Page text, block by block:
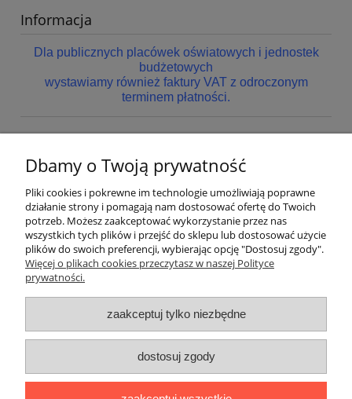
Informacja
Dla publicznych placówek oświatowych i jednostek
budżetowych
wystawiamy również faktury VAT z odroczonym
terminem płatności.
Nie znaleziono produktów spełniających podane kryteria.
Pomoc
Dostawa
Gwarancja i zwroty
O firmie
Dbamy o Twoją prywatność
Pliki cookies i pokrewne im technologie umożliwiają poprawne
działanie strony i pomagają nam dostosować ofertę do Twoich
potrzeb. Możesz zaakceptować wykorzystanie przez nas
wszystkich tych plików i przejść do sklepu lub dostosować użycie
plików do swoich preferencji, wybierając opcję "Dostosuj zgody".
Więcej o plikach cookies przeczytasz w naszej Polityce
prywatności.
zaakceptuj tylko niezbędne
dostosuj zgody